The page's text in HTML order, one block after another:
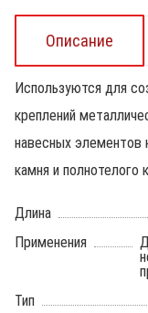
Описание
Используются для
креплений
навесных элементов
камня и полнотелого
Длина
Применения
Тип